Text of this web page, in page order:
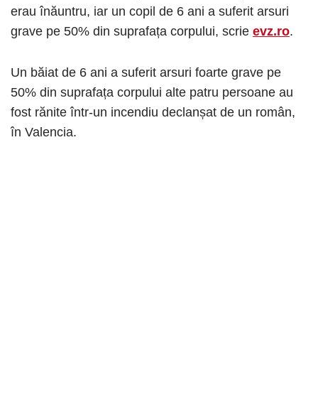
erau înăuntru, iar un copil de 6 ani a suferit arsuri
grave pe 50% din suprafața corpului, scrie evz.ro.
Un băiat de 6 ani a suferit arsuri foarte grave pe
50% din suprafața corpului alte patru persoane au
fost rănite într-un incendiu declanșat de un român,
în Valencia.